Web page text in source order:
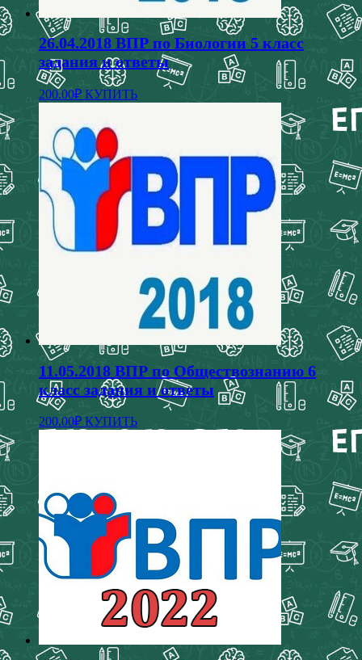
26.04.2018 ВПР по Биологии 5 класс
задания и ответы
200.00₽ КУПИТЬ
11.05.2018 ВПР по Обществознанию 6
класс задания и ответы
200.00₽ КУПИТЬ